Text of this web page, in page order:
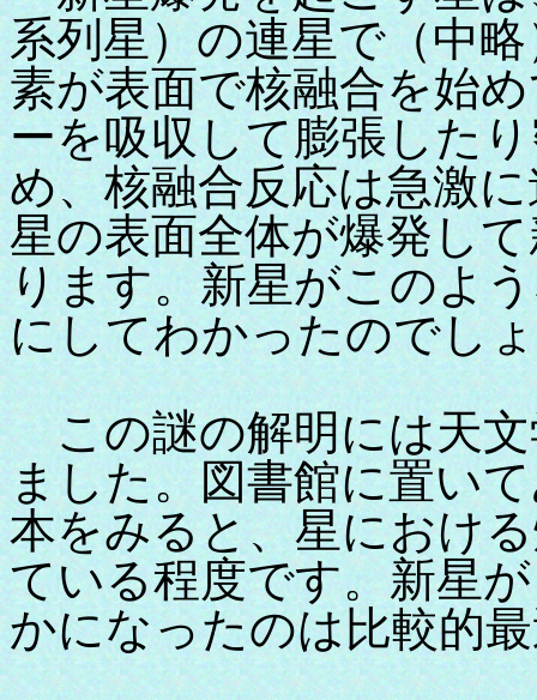
系列星）の連星で（中
素が表面で核融合を始
ーを吸収して膨張した
め、核融合反応は急激
星の表面全体が爆発し
ります。新星がこのよ
にしてわかったのでし
この謎の解明には天文
ました。図書館に置い
本をみると、星におけ
ている程度です。新星
かになったのは比較的